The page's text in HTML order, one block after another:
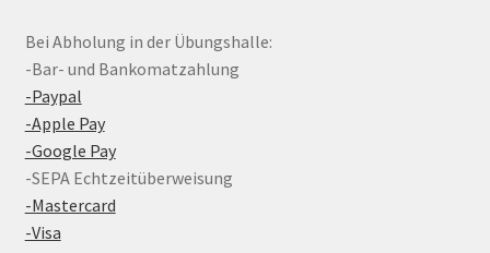
Bei Abholung in der Übungshalle:
-Bar- und Bankomatzahlung
-Paypal
-Apple Pay
-Google Pay
-SEPA Echtzeitüberweisung
-Mastercard
-Visa